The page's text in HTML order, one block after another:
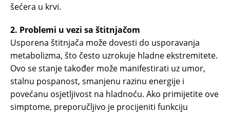
šećera u krvi.
2. Problemi u vezi sa štitnjačom
Usporena štitnjača može dovesti do usporavanja
metabolizma, što često uzrokuje hladne ekstremitete.
Ovo se stanje također može manifestirati uz umor,
stalnu pospanost, smanjenu razinu energije i
povećanu osjetljivost na hladnoću. Ako primijetite ove
simptome, preporučljivo je procijeniti funkciju